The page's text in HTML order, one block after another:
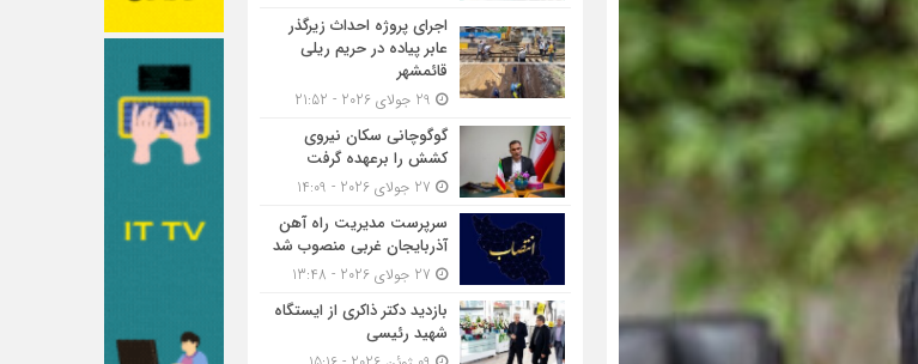
اجرای پروژه احداث زیرگذر
عابر پیاده در حریم ریلی
قائمشهر
گوگوچانی سکان نیروی
کشش را برعهده گرفت
سرپرست مدیریت راه آهن
آذربایجان غربی منصوب شد
بازدید دکتر ذاکری از ایستگاه
شهید رئیسی